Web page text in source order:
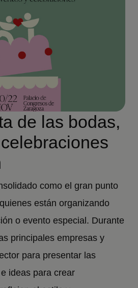
de las bodas,
como el gran punto
están organizando
o evento especial. Durante
principales empresas y
para presentar las
ideas para crear